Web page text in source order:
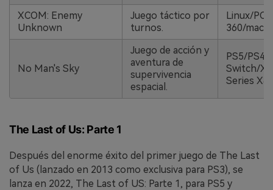
XCOM: Enemy
Unknown
Juego táctico por
turnos.
Linux/
360/
No Man's Sky
Juego de acción y
aventura de
supervivencia
espacial.
PS5/
Switch/
Series
The Last of Us: Parte 1
Después del enorme éxito del primer juego de The Last
of Us (lanzado en 2013 como exclusiva para PS3), se
lanza en 2022, The Last of US: Parte 1, para PS5 y